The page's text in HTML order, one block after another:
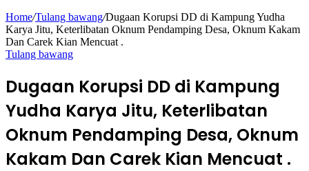
Home/Tulang bawang/Dugaan Korupsi DD di Kampung Yudha
Karya Jitu, Keterlibatan Oknum Pendamping Desa, Oknum Kakam
Dan Carek Kian Mencuat .
Tulang bawang
Dugaan Korupsi DD di Kampung
Yudha Karya Jitu, Keterlibatan
Oknum Pendamping Desa, Oknum
Kakam Dan Carek Kian Mencuat .